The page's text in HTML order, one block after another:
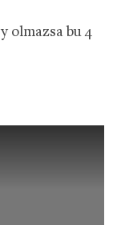
olmazsa bu 4